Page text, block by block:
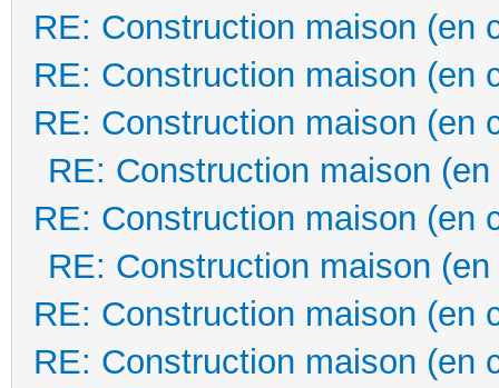
RE: Construction maison (en
RE: Construction maison (en
RE: Construction maison (en
RE: Construction maison
RE: Construction maison (en
RE: Construction maison
RE: Construction maison (en
RE: Construction maison (en